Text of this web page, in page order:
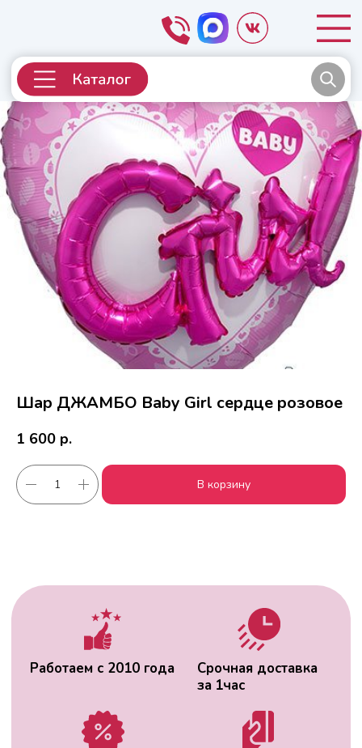
Шар ДЖАМБО Baby Girl сердце розовое
1 600 р.
В корзину
Работаем с 2010 года
Срочная доставка
Гарантия качества